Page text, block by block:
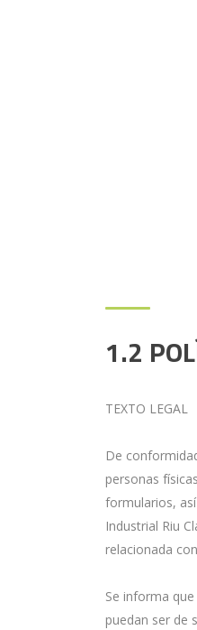
1.2
TEXTO LEGAL
De
personas
formularios,
Industrial Riu
relacionada
Se informa
puedan ser de